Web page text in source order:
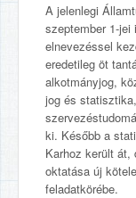
A jelenlegi
szeptember 1-jei
elnevezéssel
eredetileg öt
alkotmányjog,
jog és
ki. Később a
Karhoz került
oktatása új
feladatkörébe.